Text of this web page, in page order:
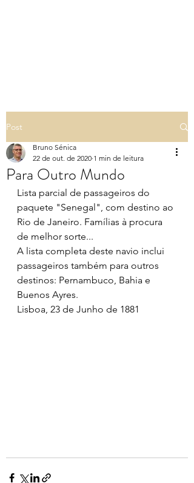
Post
Para Outro Mundo
Bruno Sénica
22 de out. de 2020 1 min de leitura
Lista parcial de passageiros do
paquete "Senegal", com destino ao
Rio de Janeiro. Famílias à procura
de melhor sorte...
A lista completa deste navio inclui
passageiros também para outros
destinos: Pernambuco, Bahia e
Buenos Ayres.
Lisboa, 23 de Junho de 1881